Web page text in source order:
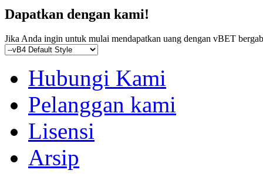
Dapatkan dengan kami!
Jika Anda ingin untuk mulai mendapatkan uang dengan vBET
Hubungi Kami
Pelanggan kami
Lisensi
Arsip